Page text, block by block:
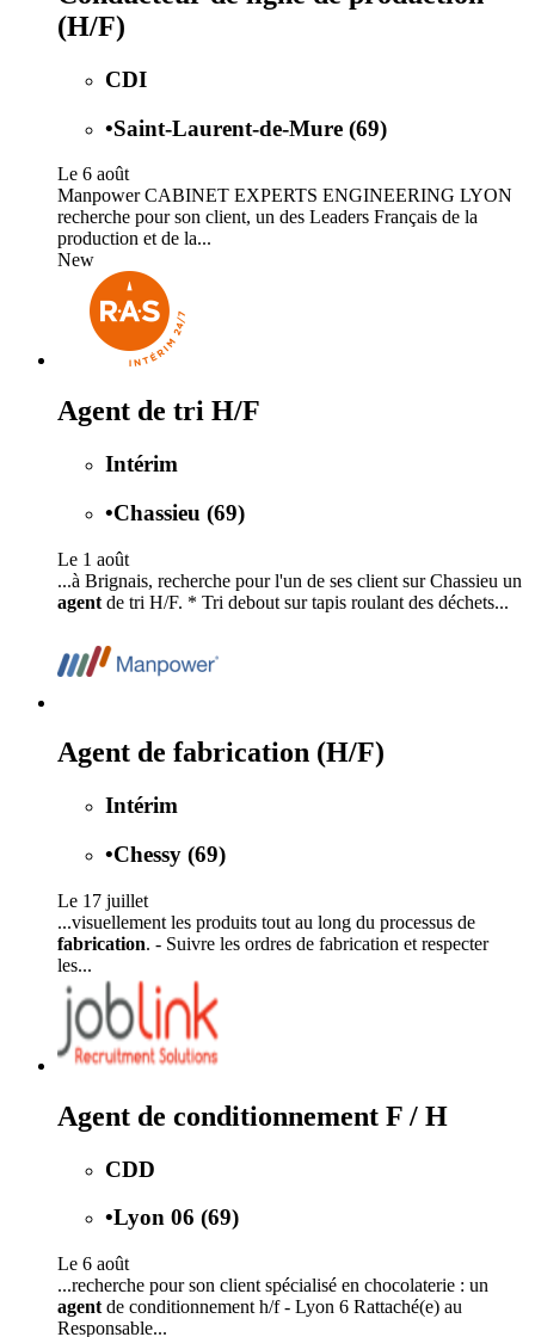
(H/F)
CDI
•Saint-Laurent-de-Mure (69)
Le 6 août
Manpower CABINET EXPERTS ENGINEERING LYON
recherche pour son client, un des Leaders Français de la
production et de la...
New
Agent de tri H/F
Intérim
•Chassieu (69)
Le 1 août
...à Brignais, recherche pour l'un de ses client sur Chassieu un
agent de tri H/F. * Tri debout sur tapis roulant des déchets...
Agent de fabrication (H/F)
Intérim
•Chessy (69)
Le 17 juillet
...visuellement les produits tout au long du processus de
fabrication. - Suivre les ordres de fabrication et respecter
les...
Agent de conditionnement F / H
CDD
•Lyon 06 (69)
Le 6 août
...recherche pour son client spécialisé en chocolaterie : un
agent de conditionnement h/f - Lyon 6 Rattaché(e) au
Responsable...